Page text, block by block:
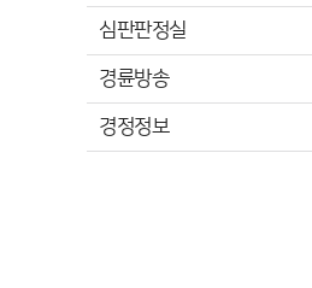
심판판정실
경륜방송
경정정보